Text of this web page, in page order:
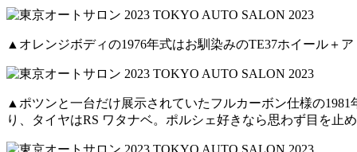
▲オレンジボディの1976年式はお馴染みのTE37ホイール＋
▲ポツンと一台だけ展示されていたフルカーボン仕様の
り、タイヤはRS ワタナベ。ポルシェ好きなら思わず目を止